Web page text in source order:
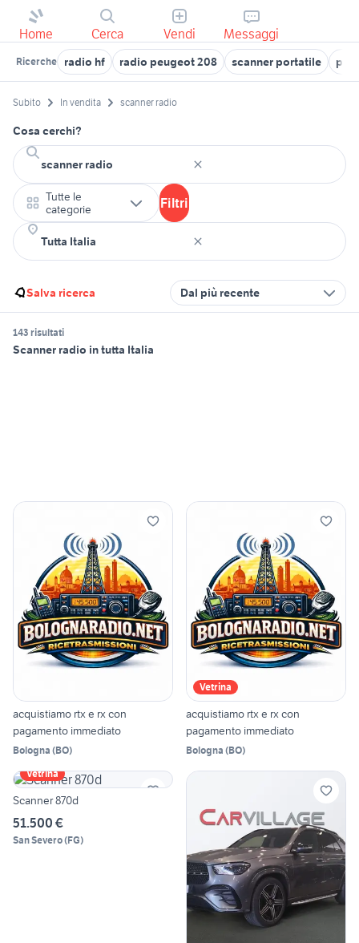
Home Cerca Vendi Messaggi
Ricerche radio hf radio peugeot 208 scanner portatile
Subito In vendita scanner radio
Cosa cerchi?
Tutte le
categorie
Filtri
Salva ricerca Dal più recente
143 risultati
Scanner radio in tutta Italia
acquistiamo rtx e rx con
pagamento immediato
Bologna (BO)
Vetrina
acquistiamo rtx e rx con
pagamento immediato
Bologna (BO)
Vetrina
Scanner 870d
51.500 €
San Severo(FG)